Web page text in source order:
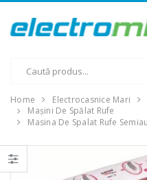
Home Electrocasnice Mari
Mașini De Spălat Rufe
Masina De Spalat Rufe